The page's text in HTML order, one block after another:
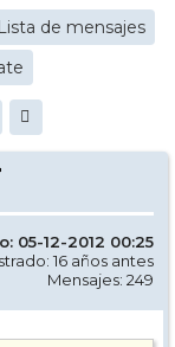
Lista de mensajes
05-12-2012 00:25
16 años antes
Mensajes: 249